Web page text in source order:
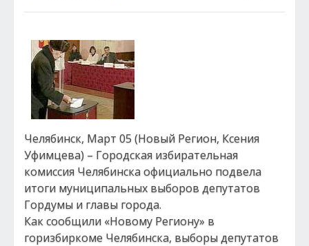
Челябинск, Март 05 (Новый Регион, Ксения
Уфимцева) – Городская избирательная
комиссия Челябинска официально подвела
итоги муниципальных выборов депутатов
Гордумы и главы города.
Как сообщили «Новому Региону» в
горизбиркоме Челябинска, выборы депутатов